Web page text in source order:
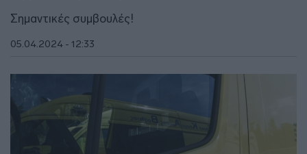
Σημαντικές συμβουλές!
05.04.2024 - 12:33